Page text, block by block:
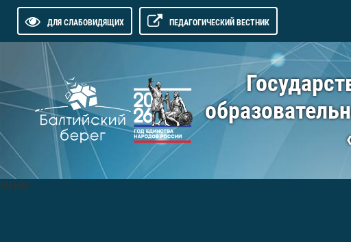
ДЛЯ СЛАБОВИДЯЩИХ ПЕДАГОГИЧЕСКИЙ ВЕСТНИК
МЕНЮ